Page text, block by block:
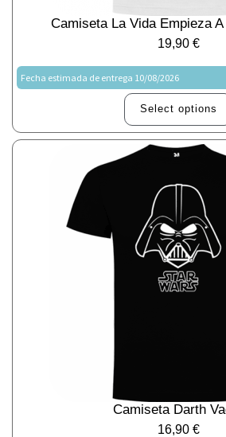
Camiseta La Vida Empieza
19,90 €
Fecha estimada de entrega 10/08/2026
Select options
Camiseta Darth
16,90 €